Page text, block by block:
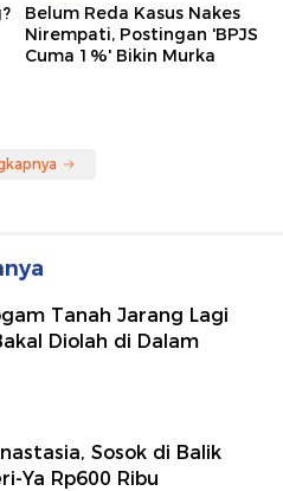
Belum Reda Kasus Nakes
Nirempati, Postingan 'BPJS
Cuma 1%' Bikin Murka
Tanah Jarang Lagi
Diolah di Dalam
Sosok di Balik
Ya Rp600 Ribu